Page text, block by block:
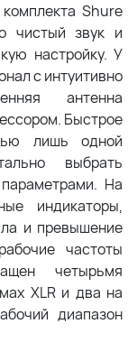
Shure
чистый звук и
настройку. У
с интуитивно
антенна
Быстрое
лишь одной
выбрать
На
индикаторы,
и превышение
частоты
четырьмя
XLR и два на
диапазон